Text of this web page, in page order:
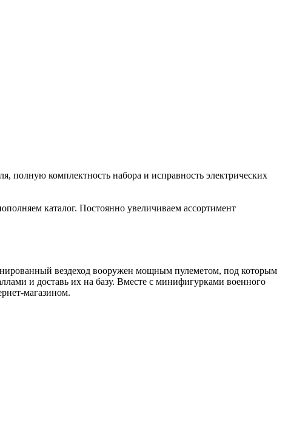
полную комплектность набора и исправность электрических
каталог. Постоянно увеличиваем ассортимент
вездеход вооружен мощным пулеметом, под которым
и доставь их на базу. Вместе с минифигурками военного
магазином.